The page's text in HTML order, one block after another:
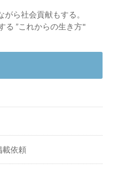
がら社会貢献もする。
る ”これからの生き方"
載依頼